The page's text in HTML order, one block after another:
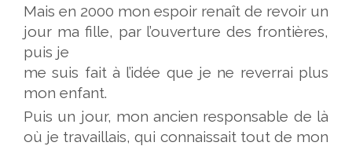
Mais en 2000 mon espoir renaît de revoir un
jour ma fille, par l’ouverture des frontières,
puis je
me suis fait à l’idée que je ne reverrai plus
mon enfant.
Puis un jour, mon ancien responsable de là
où je travaillais, qui connaissait tout de mon